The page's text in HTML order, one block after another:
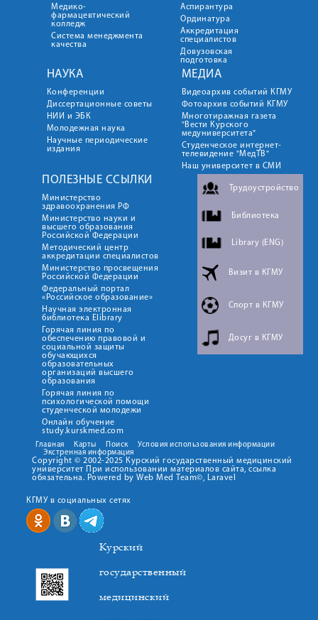
Медико-
фармацевтический
колледж
Система менеджмента
качества
Аспирантура
Ординатура
Аккредитация
специалистов
Довузовская
подготовка
НАУКА
Конференции
Диссертационные советы
НИИ и ЭБК
Молодежная наука
Научные периодические
издания
МЕДИА
Видеоархив событий КГМУ
Фотоархив событий КГМУ
Многотиражная газета
"Вести Курского
медуниверситета"
Студенческое интернет-
телевидение "МедТВ"
Наш университет в СМИ
ПОЛЕЗНЫЕ ССЫЛКИ
Министерство
здравоохранения РФ
Министерство науки и
высшего образования
Российской Федерации
Методический центр
аккредитации специалистов
Министерство просвещения
Российской Федерации
Федеральный портал
«Российское образование»
Научная электронная
библиотека Elibrary
Горячая линия по
обеспечению правовой и
социальной защиты
обучающихся
образовательных
организаций высшего
образования
Горячая линия по
психологической помощи
студенческой молодежи
Онлайн обучение
study.kurskmed.com
Трудоустройство
Библиотека
Library (ENG)
Визит в КГМУ
Спорт в КГМУ
Досуг в КГМУ
Главная Карты Поиск
Условия использования информации
Экстренная информация
Copyright © 2002-2025 Курский государственный медицинский
университет При использовании материалов сайта, ссылка
обязательна. Powered by Web Med Team©, Laravel
КГМУ в социальных сетях
Курский
государственный
медицинский